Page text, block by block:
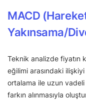
MACD
Yakınsama/
Teknik analizde fiyatın
eğilimi arasındaki
ortalama ile uzun
farkın alınmasıyla